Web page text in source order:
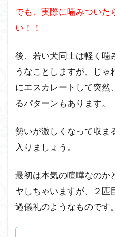
でも、実際に噛みついた
い！！
後、若い犬同士は軽く噛
うなことしますが、じゃ
にエスカレートして突然
るパターンもあります。
勢いが激しくなって収ま
入りましょう。
最初は本気の喧嘩なのか
ヤしちゃいますが、２匹
過儀礼のようなものです。